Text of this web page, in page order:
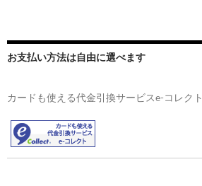
お支払い方法は自由に選べます
カードも使える代金引換サービスe-コレクト